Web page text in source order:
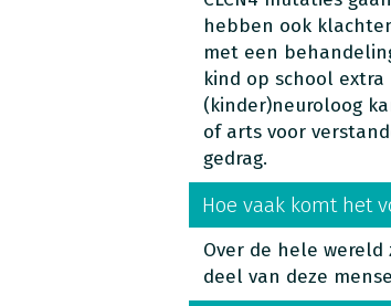
hebben ook
met een
kind op school
(kinder)neuroloog
of arts voor
gedrag.
Hoe vaak komt het
Over de hele wereld
deel van deze